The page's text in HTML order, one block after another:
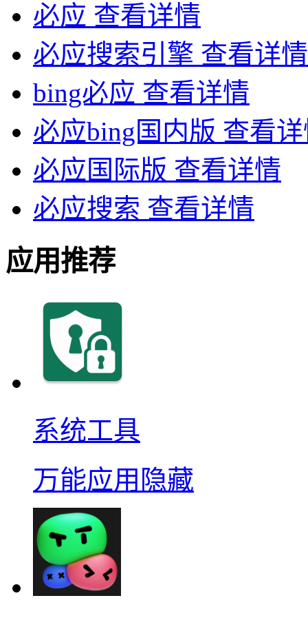
必应 查看详情
必应搜索引擎 查看详情
bing必应 查看详情
必应bing国内版 查看
必应国际版 查看详情
必应搜索 查看详情
应用推荐
系统工具
万能应用隐藏